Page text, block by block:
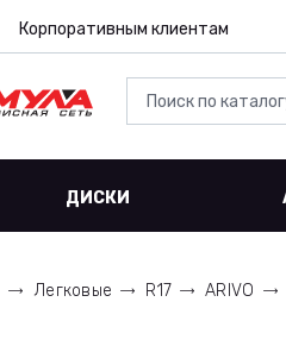
Корпоративным клиентам
ДИСКИ
Легковые R17 ARIVO